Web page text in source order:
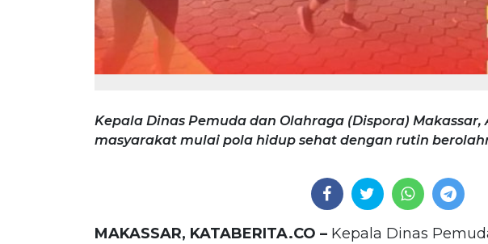
Kepala Dinas Pemuda dan Olahraga (Dispora)
masyarakat mulai pola hidup sehat dengan rutin
MAKASSAR, KATABERITA.CO – Kepala Dinas